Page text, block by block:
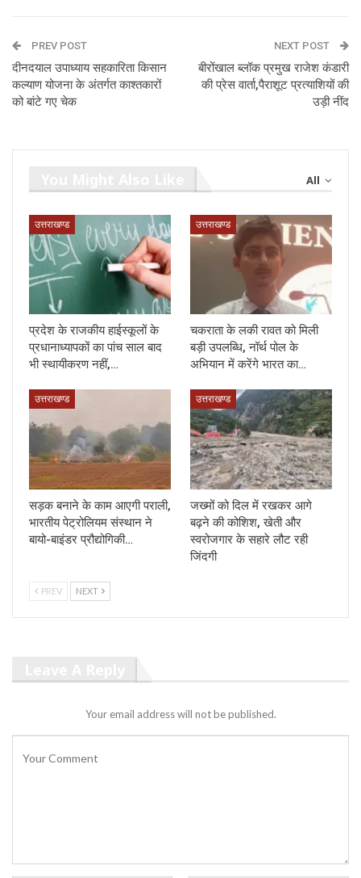
PREV POST
दीनदयाल उपाध्याय सहकारिता किसान
कल्याण योजना के अंतर्गत काश्तकारों
को बांटे गए चेक
NEXT POST
बीरोंखाल ब्लॉक प्रमुख राजेश कंडारी
की प्रेस वार्ता,पैराशूट प्रत्याशियों की
उड़ी नींद
All
उत्तराखण्ड
प्रदेश के राजकीय हाईस्कूलों के
प्रधानाध्यापकों का पांच साल बाद
भी स्थायीकरण नहीं,…
उत्तराखण्ड
चकराता के लकी रावत को मिली
बड़ी उपलब्धि, नॉर्थ पोल के
अभियान में करेंगे भारत का…
उत्तराखण्ड
सड़क बनाने के काम आएगी पराली,
भारतीय पेट्रोलियम संस्थान ने
बायो-बाइंडर प्रौद्योगिकी…
उत्तराखण्ड
जख्मों को दिल में रखकर आगे
बढ़ने की कोशिश, खेती और
स्वरोजगार के सहारे लौट रही
जिंदगी
PREV NEXT
Your email address will not be published.